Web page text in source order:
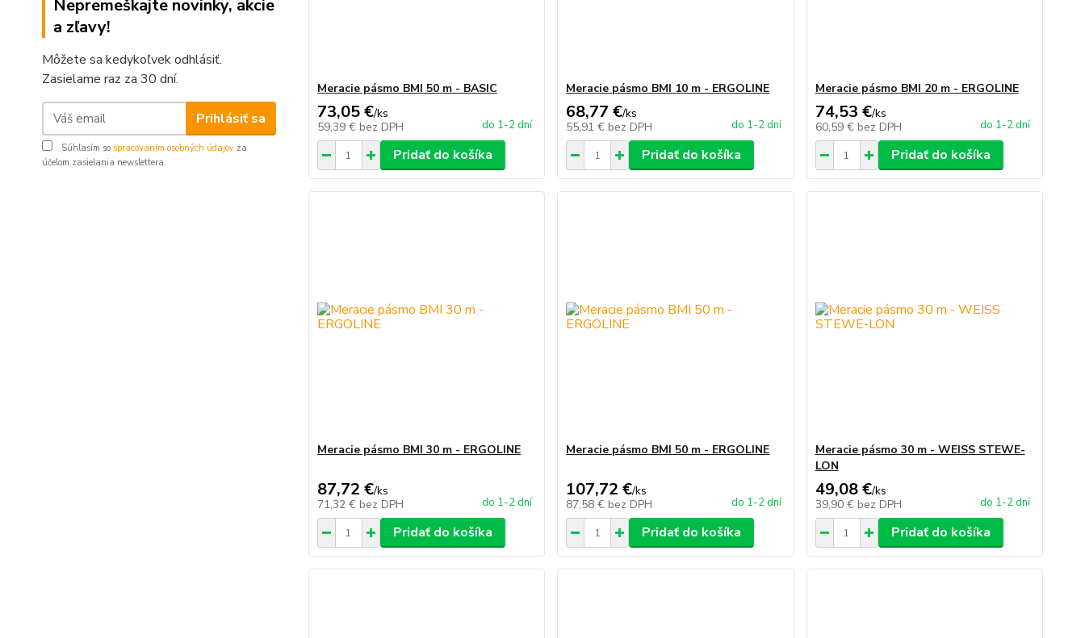
Nepremeškajte novinky, akcie
a zľavy!
Môžete sa kedykoľvek odhlásiť.
Zasielame raz za 30 dní.
Prihlásiť sa
Súhlasím so spracovaním osobných údajov za
účelom zasielania newslettera.
Meracie pásmo BMI 50 m - BASIC
73,05 €/ks
59,39 € bez DPH do 1-2 dní
Pridať do košíka
Meracie pásmo BMI 10 m - ERGOLINE
68,77 €/ks
55,91 € bez DPH do 1-2 dní
Pridať do košíka
Meracie pásmo BMI 20 m - ERGOLINE
74,53 €/ks
60,59 € bez DPH do 1-2 dní
Pridať do košíka
Meracie pásmo BMI 30 m - ERGOLINE
87,72 €/ks
71,32 € bez DPH do 1-2 dní
Pridať do košíka
Meracie pásmo BMI 50 m - ERGOLINE
107,72 €/ks
87,58 € bez DPH do 1-2 dní
Pridať do košíka
Meracie pásmo 30 m - WEISS STEWE-
LON
49,08 €/ks
39,90 € bez DPH do 1-2 dní
Pridať do košíka